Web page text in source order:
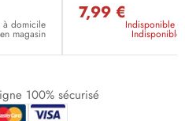
à domicile
magasin
7,99 €
Indisponible
Indisponible
100% sécurisé